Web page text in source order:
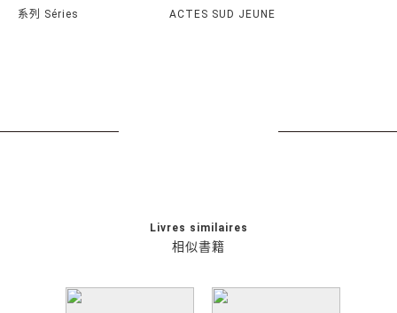
系列 Séries
ACTES SUD JEUNE
相似書籍
Livres similaires